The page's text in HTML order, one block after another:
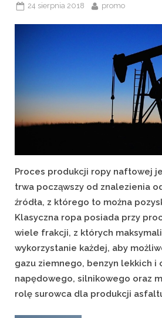
Posted
24 sierpnia 2018 By
promo
Proces produkcji ropy naftowej
trwa począwszy od znalezienia
źródła, z którego to można
Klasyczna ropa posiada przy
wiele frakcji, z których
wykorzystanie każdej, aby
gazu ziemnego, benzyn lekkich i
napędowego, silnikowego oraz
rolę surowca dla produkcji